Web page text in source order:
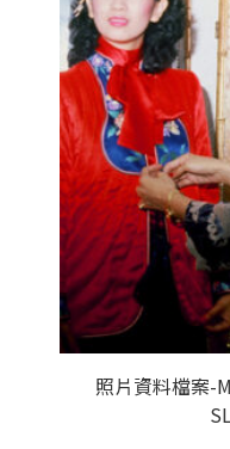
照片資料檔案-